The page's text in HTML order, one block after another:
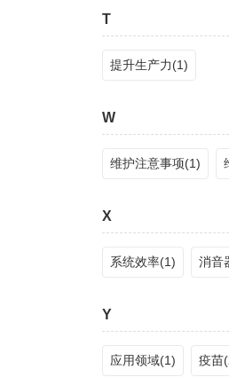
T
提升生产力(1)
W
维护注意事项(1)
X
系统效率(1) 消音
Y
应用领域(1) 疫苗